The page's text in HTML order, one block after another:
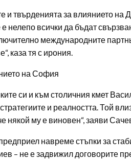
и твърденията за влиянието
е нелепо всички да бъдат
международните
каза тя с ирония.
на София
си и към столичния кмет
и реалността. Той
някой му е виновен“, заяви
навреме стъпки за
– не е задвижил договорите